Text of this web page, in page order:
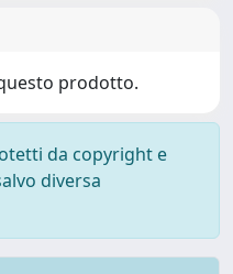
prodotto.
da copyright e
diversa